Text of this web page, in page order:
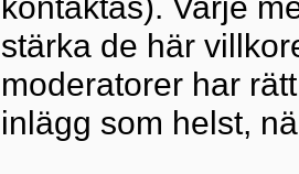
kontaktas). Varje
stärka de här
moderatorer har
inlägg som helst,